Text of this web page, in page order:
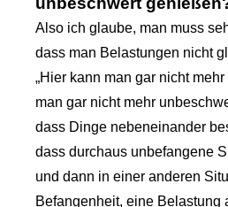
Also ich glaube, man muss
dass man Belastungen nicht
„Hier kann man gar nicht
man gar nicht mehr
dass Dinge nebeneinander
dass durchaus unbefangene
und dann in einer anderen
Befangenheit, eine Belastung